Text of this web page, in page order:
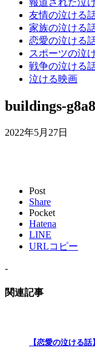
報道された泣
友情の泣ける
家族の泣ける
恋愛の泣ける
スポーツの泣
戦争の泣ける
泣ける映画
buildings-
2022年5月27日
Post
Share
Pocket
Hatena
LINE
URLコピー
-
関連記事
【恋愛の泣ける